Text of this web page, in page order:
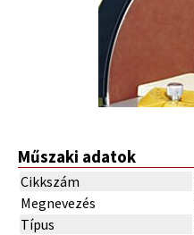
Műszaki adatok
Cikkszám
Megnevezés
Típus